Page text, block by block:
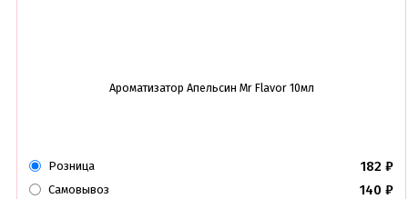
Ароматизатор Апельсин Mr Flavor 10мл
Розница 182 ₽
Самовывоз 140 ₽